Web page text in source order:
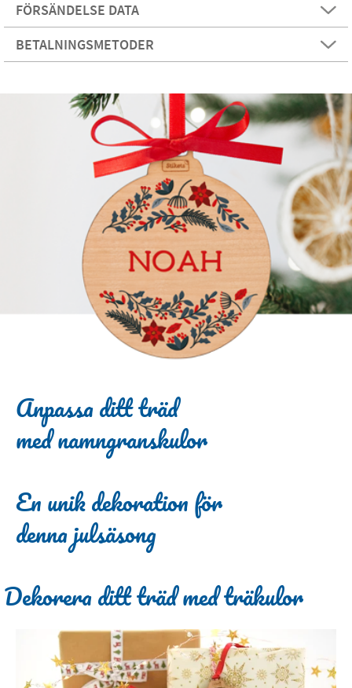
FÖRSÄNDELSE DATA
BETALNINGSMETODER
Anpassa ditt träd
med namngranskulor
En unik dekoration för
denna julsäsong
Dekorera ditt träd med träkulor